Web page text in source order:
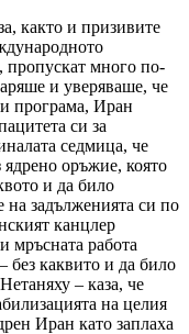
както и призивите
пропускат много по-
и уверяваше, че
програма, Иран
си за
седмица, че
ядрено оръжие, която
и да било
задълженията си по
канцлер
мръсната работа
каквито и да било
– каза, че
на целия
Иран като заплаха